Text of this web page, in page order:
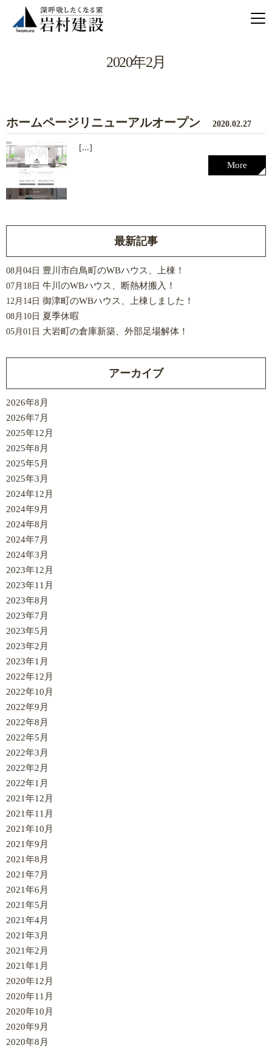
2020年2月
ホームページリニューアルオープン 2020.02.27
[...]
More
最新記事
08月04日 豊川市白鳥町のWBハウス、上棟！
07月18日 牛川のWBハウス、断熱材搬入！
12月14日 御津町のWBハウス、上棟しました！
08月10日 夏季休暇
05月01日 大岩町の倉庫新築、外部足場解体！
アーカイブ
2026年8月
2026年7月
2025年12月
2025年8月
2025年5月
2025年3月
2024年12月
2024年9月
2024年8月
2024年7月
2024年3月
2023年12月
2023年11月
2023年8月
2023年7月
2023年5月
2023年2月
2023年1月
2022年12月
2022年10月
2022年9月
2022年8月
2022年5月
2022年3月
2022年2月
2022年1月
2021年12月
2021年11月
2021年10月
2021年9月
2021年8月
2021年7月
2021年6月
2021年5月
2021年4月
2021年3月
2021年2月
2021年1月
2020年12月
2020年11月
2020年10月
2020年9月
2020年8月